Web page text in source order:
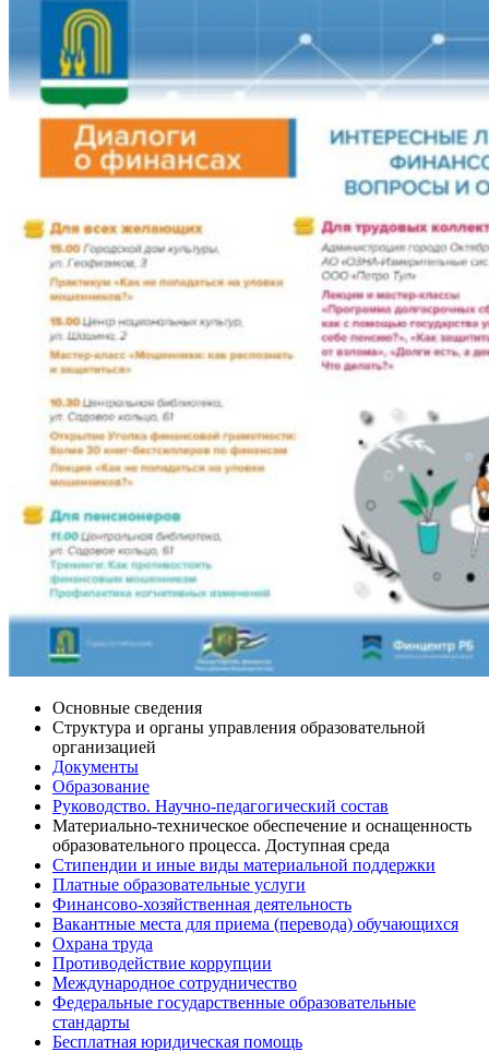
Основные сведения
Структура и органы управления образовательной
организацией
Документы
Образование
Руководство. Научно-педагогический состав
Материально-техническое обеспечение и оснащенность
образовательного процесса. Доступная среда
Стипендии и иные виды материальной поддержки
Платные образовательные услуги
Финансово-хозяйственная деятельность
Вакантные места для приема (перевода) обучающихся
Охрана труда
Противодействие коррупции
Международное сотрудничество
Федеральные государственные образовательные
стандарты
Бесплатная юридическая помощь